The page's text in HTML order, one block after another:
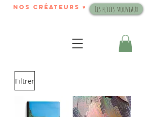
nos créateurs ♥ Les petits nouveaux
Filtrer